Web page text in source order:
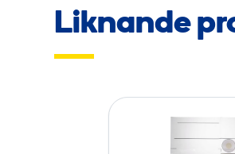
Liknande
m